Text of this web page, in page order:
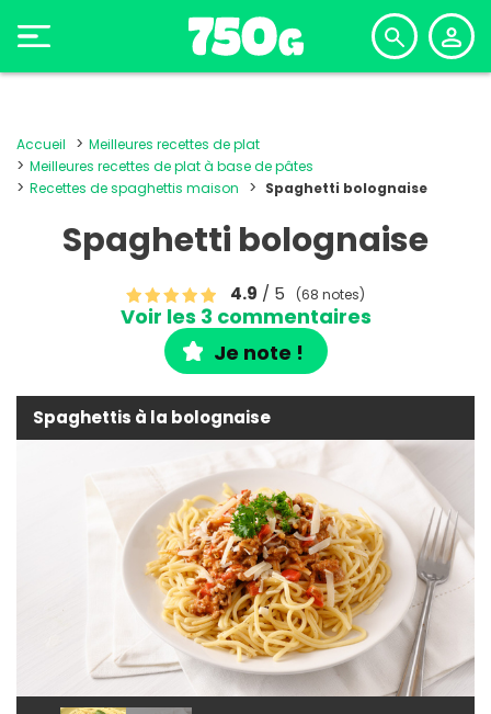
Accueil
Meilleures recettes de plat
Meilleures recettes de plat à base de pâtes
Recettes de spaghettis maison
Spaghetti bolognaise
Spaghetti bolognaise
4.9 / 5 (68 notes)
Voir les 3 commentaires
Je note !
Spaghettis à la bolognaise